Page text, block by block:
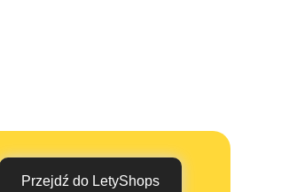
Przejdź do LetyShops